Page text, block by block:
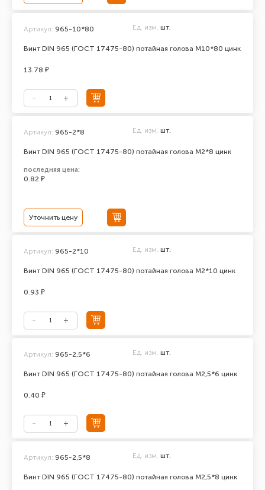
Винт DIN 965 (ГОСТ 17475-80) потайная голова М10*80 цинк
Артикул: 965-10*80 Ед. изм. шт.
13.78 ₽
Винт DIN 965 (ГОСТ 17475-80) потайная голова М2*8 цинк
Артикул: 965-2*8 Ед. изм. шт.
последняя цена:
0.82 ₽
Уточнить цену
Винт DIN 965 (ГОСТ 17475-80) потайная голова М2*10 цинк
Артикул: 965-2*10 Ед. изм. шт.
0.93 ₽
Винт DIN 965 (ГОСТ 17475-80) потайная голова М2,5*6 цинк
Артикул: 965-2,5*6 Ед. изм. шт.
0.40 ₽
Винт DIN 965 (ГОСТ 17475-80) потайная голова М2,5*8 цинк
Артикул: 965-2,5*8 Ед. изм. шт.